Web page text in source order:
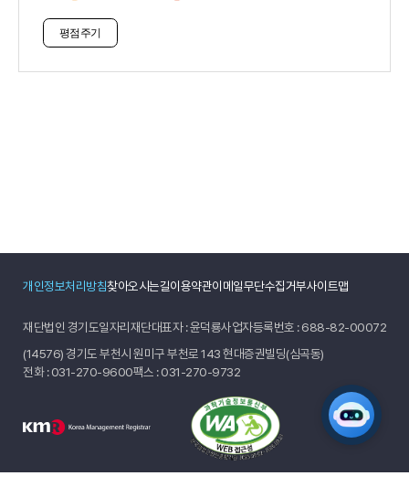
개인정보처리방침찾아오시는길이용약관이메일무단수집거부사이트맵
재단법인 경기도일자리재단대표자 : 윤덕룡사업자등록번호 : 688-82-00072
(14576) 경기도 부천시 원미구 부천로 143 현대증권빌딩(심곡동)
전화 :031-270-9600팩스 : 031-270-9732